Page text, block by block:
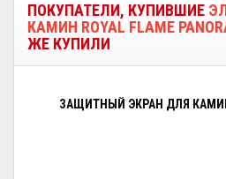
ПОКУПАТЕЛИ, КУПИВШИЕ
КАМИН ROYAL FLAME
ЖЕ КУПИЛИ
ЗАЩИТНЫЙ ЭКРАН ДЛЯ